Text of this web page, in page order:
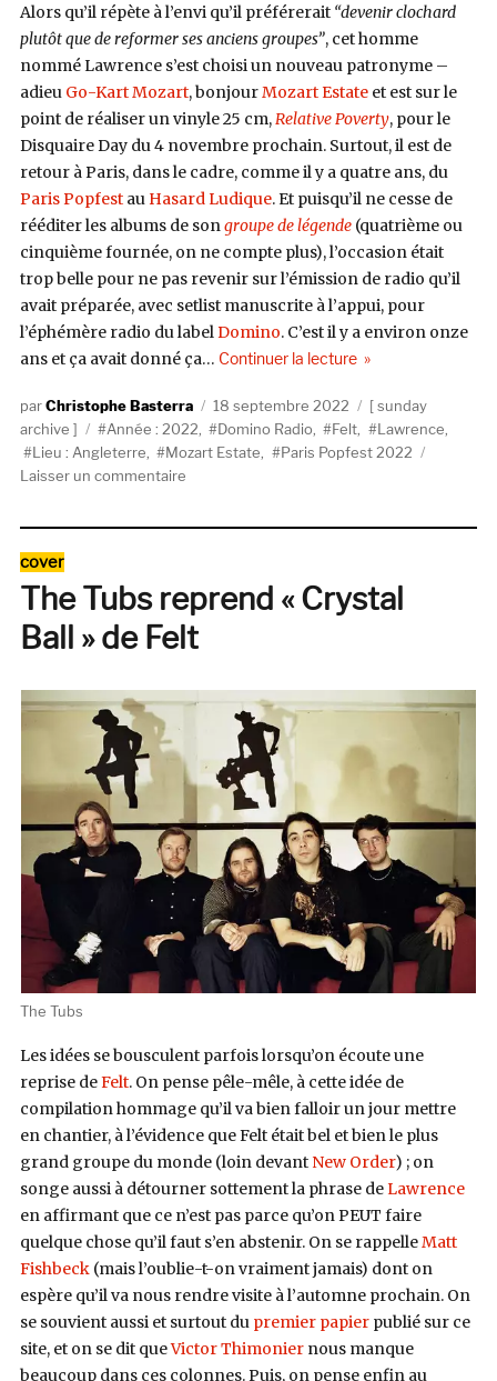
Alors qu’il répète à l’envi qu’il préférerait “devenir clochard
plutôt que de reformer ses anciens groupes”, cet homme
nommé Lawrence s’est choisi un nouveau patronyme –
adieuGo-Kart Mozart, bonjourMozart Estateet est sur le
point de réaliser un vinyle 25 cm,Relative Poverty, pour le
Disquaire Day du 4 novembre prochain. Surtout, il est de
retour à Paris, dans le cadre, comme il y a quatre ans, du
Paris Popfestau Hasard Ludique. Et puisqu’il ne cesse de
rééditer les albums de songroupe de légende(quatrième ou
cinquième fournée, on ne compte plus), l’occasion était
trop belle pour ne pas revenir sur l’émission de radio qu’il
avait préparée, avec setlist manuscrite à l’appui, pour
l’éphémère radio du labelDomino. C’est il y a environ onze
ans et ça avait donné ça… Continuer la lecturede « Lawrence,
AuteurChristophe Basterra
Publié
le
18 septembre 2022 Catégories
sunday
archive
Étiquettes
Année : 2022 Domino Radio Felt Lawrence
Lieu : Angleterre
Mozart Estate
Paris Popfest 2022
Laisser un commentairesur
la
manière
Catégories
cover
The Tubs reprend « Crystal
Ball » de Felt
The Tubs
Les idées se bousculent parfois lorsqu’on écoute une
reprise deFelt. On pense pêle-mêle, à cette idée de
compilation hommage qu’il va bien falloir un jour mettre
en chantier, à l’évidence que Felt était bel et bien le plus
grand groupe du monde (loin devant New Order) ; on
songe aussi à détourner sottement la phrase deLawrence
en affirmant que ce n’est pas parce qu’on PEUT faire
quelque chose qu’il faut s’en abstenir. On se rappelleMatt
Fishbeck(mais l’oublie-t-on vraiment jamais) dont on
espère qu’il va nous rendre visite à l’automne prochain. On
se souvient aussi et surtout du premier papierpublié sur ce
site, et on se dit queVictor Thimoniernous manque
beaucoup dans ces colonnes. Puis, on pense enfin au